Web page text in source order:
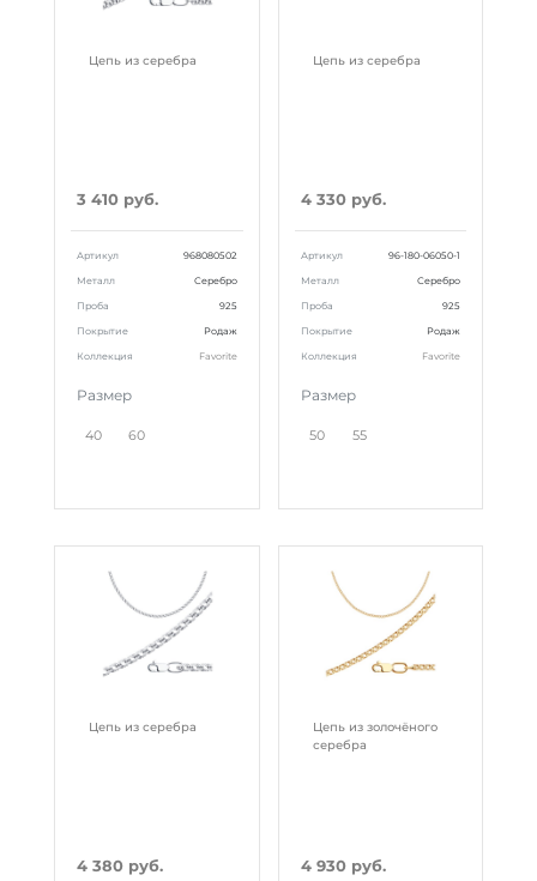
Цепь из серебра
3 410 руб.
Артикул 968080502
Металл Серебро
Проба 925
Покрытие Родаж
Коллекция Favorite
Размер
40 60
Цепь из серебра
4 330 руб.
Артикул 96-180-06050-1
Металл Серебро
Проба 925
Покрытие Родаж
Коллекция Favorite
Размер
50 55
Цепь из серебра
4 380 руб.
Цепь из золочёного
серебра
4 930 руб.